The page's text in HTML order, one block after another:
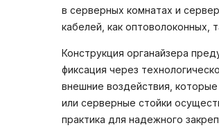
в серверных комнатах и
кабелей, как оптоволоконных,
Конструкция органайзера
фиксация через
внешние воздействия,
или серверные стойки
практика для надежного